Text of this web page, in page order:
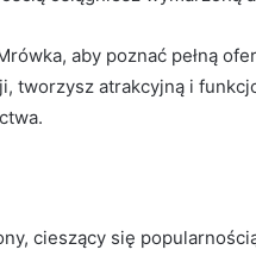
aby poznać pełną
tworzysz atrakcyjną i
cieszący się